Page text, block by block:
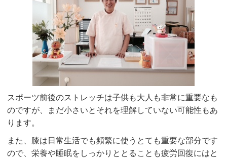
スポーツ前後のストレッチは子供も大人も非常に重要なも
のですが、まだ小さいとそれを理解していない可能性もあ
ります。
また、膝は日常生活でも頻繁に使うとても重要な部分です
ので、栄養や睡眠をしっかりととることも疲労回復にはと